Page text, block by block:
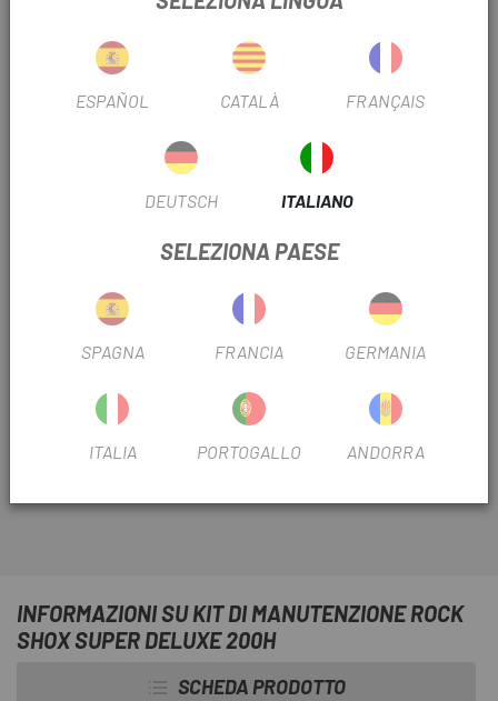
AGGIUNGI AL CARRELLO
Tranne ultime unità o prodotti in liquidazione. Controlla i
spedizione.
ti offre tutti gli elementi necessari per la
manutenzione e il corretto funzionamento delle tue
Shox Super Deluxe 200hinclude tutto il necessario per
eseguire la manutenzione annuale raccomandata per
questo ammortizzatore.
INFORMAZIONI SU KIT DI MANUTENZIONE ROCK
SHOX SUPER DELUXE 200H
SCHEDA PRODOTTO
ESPAÑOL CATALÀ FRANÇAIS
DEUTSCH ITALIANO
SELEZIONA PAESE
SPAGNA FRANCIA GERMANIA
ITALIA PORTOGALLO ANDORRA